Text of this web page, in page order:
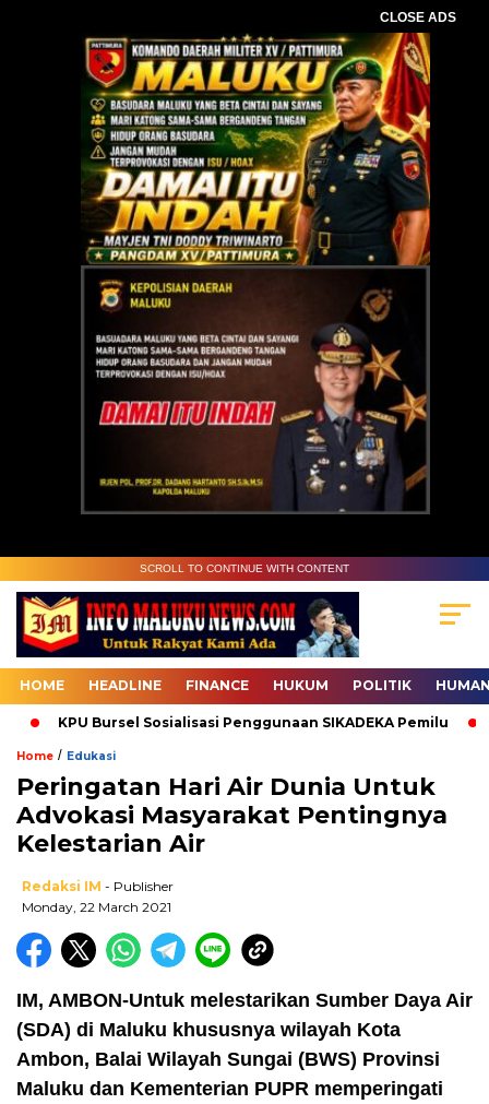
CLOSE ADS
SCROLL TO CONTINUE WITH CONTENT
HOME HEADLINE FINANCE HUKUM POLITIK
KPU Bursel Sosialisasi Penggunaan SIKADEKA Pemilu
Home / Edukasi
Peringatan Hari Air Dunia Untuk
Advokasi Masyarakat Pentingnya
Kelestarian Air
Redaksi IM - Publisher
Monday, 22 March 2021
IM, AMBON-Untuk melestarikan Sumber Daya Air
(SDA) di Maluku khususnya wilayah Kota
Ambon, Balai Wilayah Sungai (BWS) Provinsi
Maluku dan Kementerian PUPR memperingati